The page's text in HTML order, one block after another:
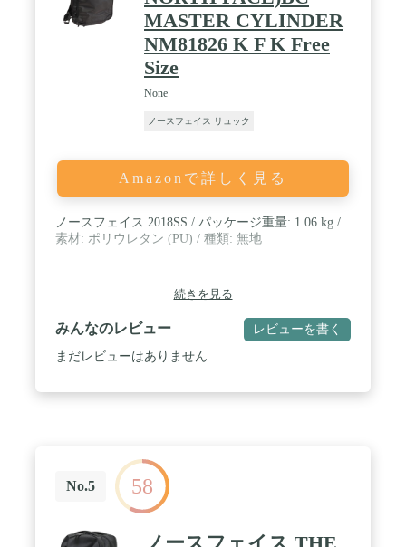
MASTER CYLINDER
NM81826 K F K Free
Size
None
ノースフェイス リュック
Amazonで詳しく見る
ノースフェイス 2018SS / パッケージ重量: 1.06 kg /
素材: ポリウレタン (PU) / 種類: 無地
続きを見る
みんなのレビュー レビューを書く
まだレビューはありません
No.5 58